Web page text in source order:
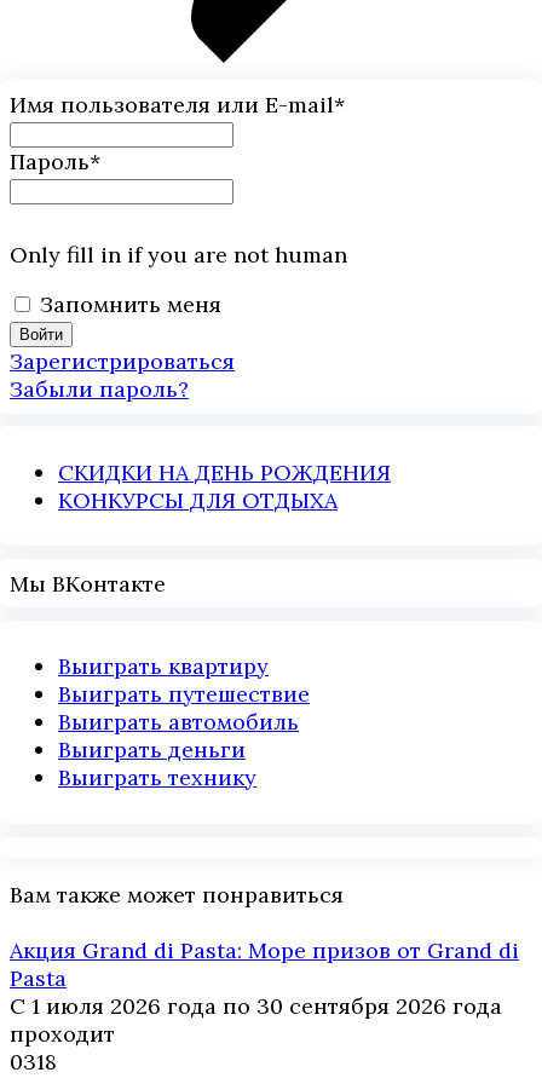
Имя пользователя или E-mail*
Пароль*
Only fill in if you are not human
Запомнить меня
Зарегистрироваться
Забыли пароль?
СКИДКИ НА ДЕНЬ РОЖДЕНИЯ
КОНКУРСЫ ДЛЯ ОТДЫХА
Мы ВКонтакте
Выиграть квартиру
Выиграть путешествие
Выиграть автомобиль
Выиграть деньги
Выиграть технику
Вам также может понравиться
Акция Grand di Pasta: Море призов от Grand di
Pasta
С 1 июля 2026 года по 30 сентября 2026 года
проходит
0318